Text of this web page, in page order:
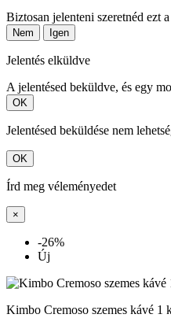
Biztosan jelenteni szeretnéd ezt
Nem Igen
Jelentés elküldve
A jelentésed beküldve, és egy
OK
Jelentésed beküldése nem
OK
Írd meg véleményedet
×
-26%
Új
Kimbo Cremoso szemes kávé 1